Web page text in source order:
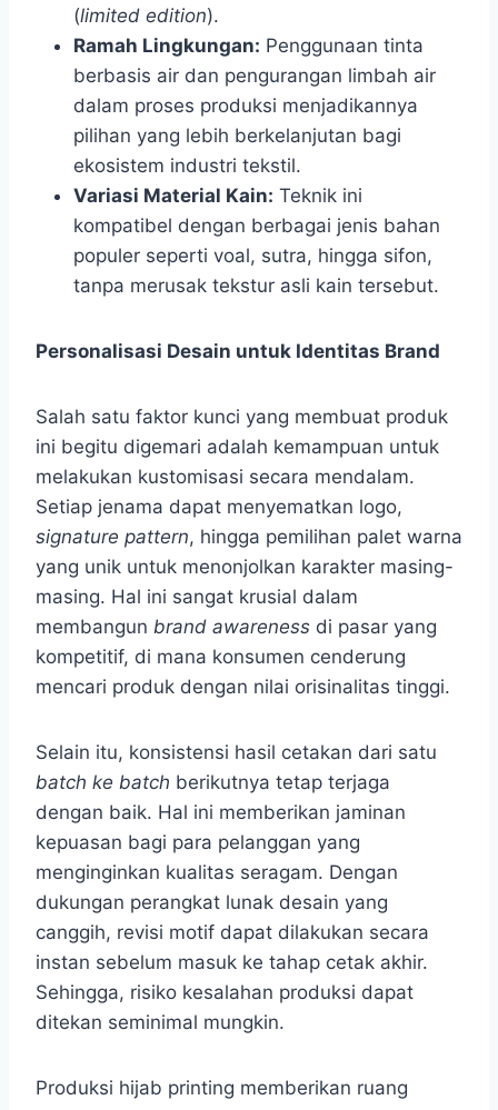
(limited edition).
Ramah Lingkungan: Penggunaan tinta
berbasis air dan pengurangan limbah air
dalam proses produksi menjadikannya
pilihan yang lebih berkelanjutan bagi
ekosistem industri tekstil.
Variasi Material Kain: Teknik ini
kompatibel dengan berbagai jenis bahan
populer seperti voal, sutra, hingga sifon,
tanpa merusak tekstur asli kain tersebut.
Personalisasi Desain untuk Identitas Brand
Salah satu faktor kunci yang membuat produk
ini begitu digemari adalah kemampuan untuk
melakukan kustomisasi secara mendalam.
Setiap jenama dapat menyematkan logo,
signature pattern, hingga pemilihan palet warna
yang unik untuk menonjolkan karakter masing-
masing. Hal ini sangat krusial dalam
membangun brand awareness di pasar yang
kompetitif, di mana konsumen cenderung
mencari produk dengan nilai orisinalitas tinggi.
Selain itu, konsistensi hasil cetakan dari satu
batch ke batch berikutnya tetap terjaga
dengan baik. Hal ini memberikan jaminan
kepuasan bagi para pelanggan yang
menginginkan kualitas seragam. Dengan
dukungan perangkat lunak desain yang
canggih, revisi motif dapat dilakukan secara
instan sebelum masuk ke tahap cetak akhir.
Sehingga, risiko kesalahan produksi dapat
ditekan seminimal mungkin.
Produksi hijab printing memberikan ruang